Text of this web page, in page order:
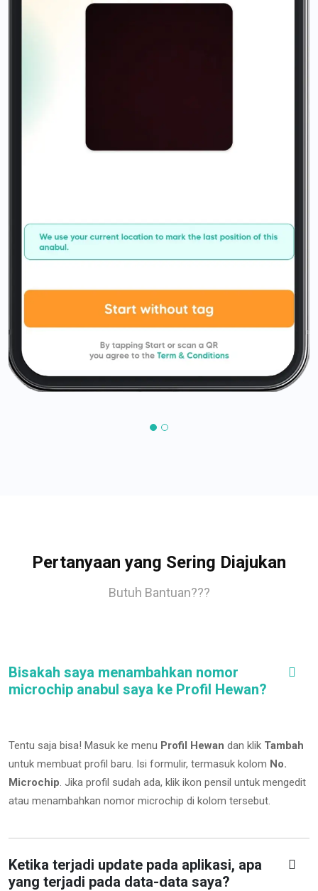
Pertanyaan yang Sering Diajukan
Butuh Bantuan???
Bisakah saya menambahkan nomor
microchip anabul saya ke Profil Hewan?
Tentu saja bisa! Masuk ke menu Profil Hewan dan klik Tambah
untuk membuat profil baru. Isi formulir, termasuk kolom No.
Microchip. Jika profil sudah ada, klik ikon pensil untuk mengedit
atau menambahkan nomor microchip di kolom tersebut.
Ketika terjadi update pada aplikasi, apa
yang terjadi pada data-data saya?